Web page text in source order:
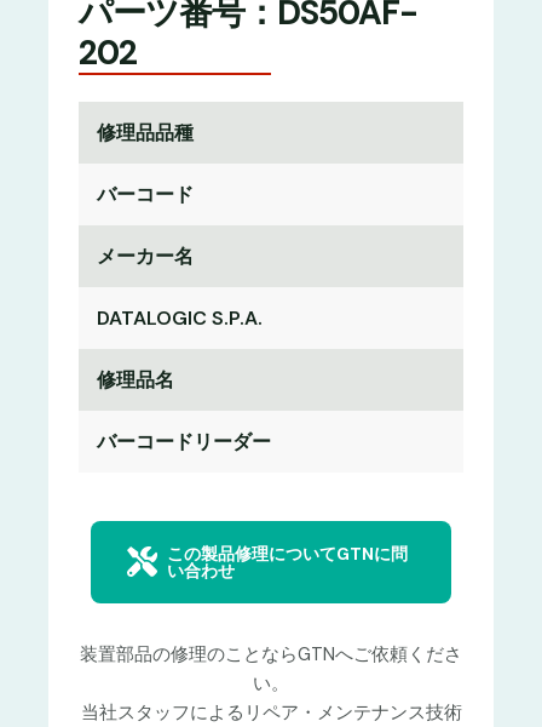
パーツ番号：DS50AF-
202
修理品品種
バーコード
メーカー名
DATALOGIC S.P.A.
修理品名
バーコードリーダー
この製品修理についてGTNに問
い合わせ
装置部品の修理のことならGTNへご依頼くださ
い。
当社スタッフによるリペア・メンテナンス技術